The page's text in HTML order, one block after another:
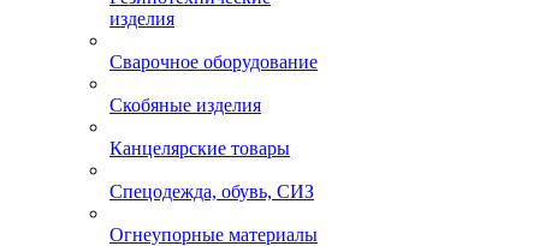
изделия
Сварочное оборудование
Скобяные изделия
Канцелярские товары
Спецодежда, обувь, СИЗ
Огнеупорные материалы